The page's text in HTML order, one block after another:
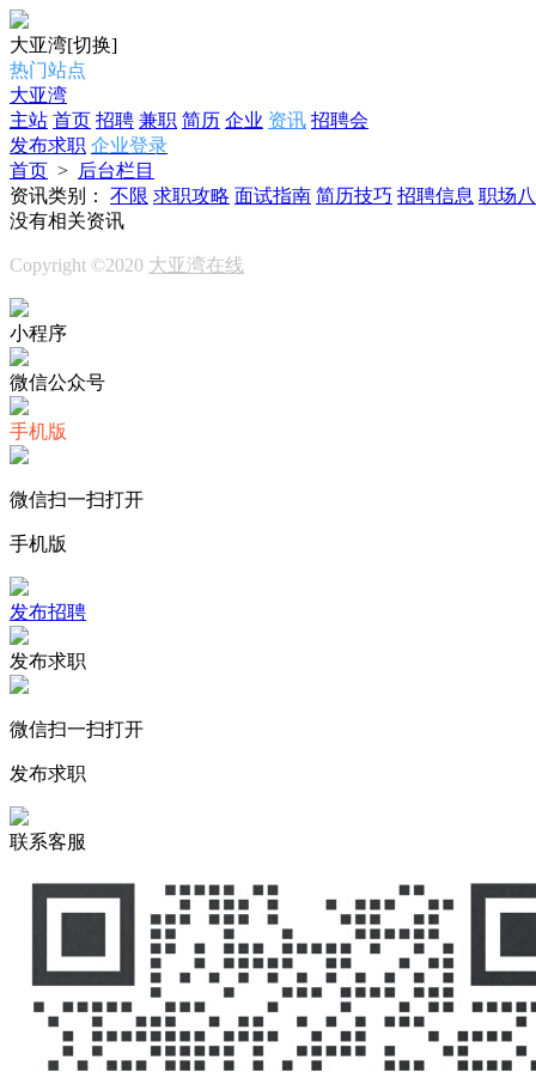
大亚湾[切换]
热门站点
大亚湾
主站 首页 招聘 兼职 简历 企业 资讯 招聘会
发布求职 企业登录
首页 > 后台栏目
资讯类别：
不限 求职攻略 面试指南 简历技巧 招聘信息 职场
没有相关资讯
Copyright ©2020 大亚湾在线
小程序
微信公众号
手机版
微信扫一扫打开
手机版
发布招聘
发布求职
微信扫一扫打开
发布求职
联系客服